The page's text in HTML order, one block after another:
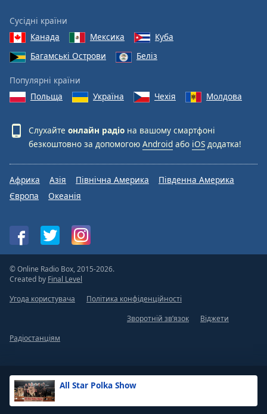
All Star Polka Show
Сусідні країни
Канада
Мексика
Куба
Багамські Острови
Беліз
Популярні країни
Польща
Україна Чехія Молдова
Слухайте онлайн радіо на вашому смартфоні
безкоштовно за допомогою Android або iOS додатка!
Африка Азія Північна Америка
Південна Америка
Європа
Океанія
© Online Radio Box, 2015-2026.
Created by Final Level
Угода користувача
Політика конфіденційності
Зворотній зв’язок
Віджети
Радіостанціям